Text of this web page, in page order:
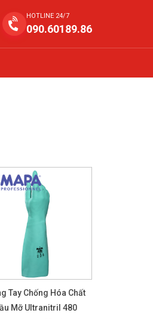
HOTLINE 24/7
090.60189.86
Tay Chống Hóa Chất
Mỡ Ultranitril 480